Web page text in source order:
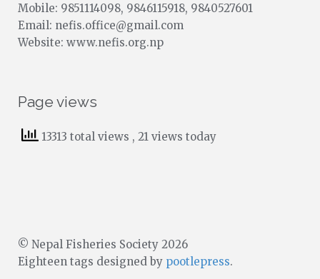
Mobile: 9851114098, 9846115918, 9840527601
Email: nefis.office@gmail.com
Website: www.nefis.org.np
Page views
13313 total views , 21 views today
© Nepal Fisheries Society 2026
Eighteen tags designed by pootlepress.